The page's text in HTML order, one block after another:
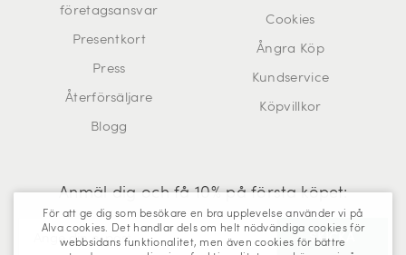
företagsansvar
Presentkort
Press
Återförsäljare
Blogg
Cookies
Ångra Köp
Kundservice
Köpvillkor
Anmäl dig och få 10% på första köpet:
För att ge dig som besökare en bra upplevelse använder vi på
Alva cookies. Det handlar dels om helt nödvändiga cookies för
webbsidans funktionalitet, men även cookies för bättre